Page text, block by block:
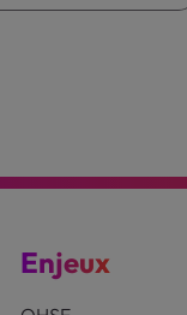
Enjeux